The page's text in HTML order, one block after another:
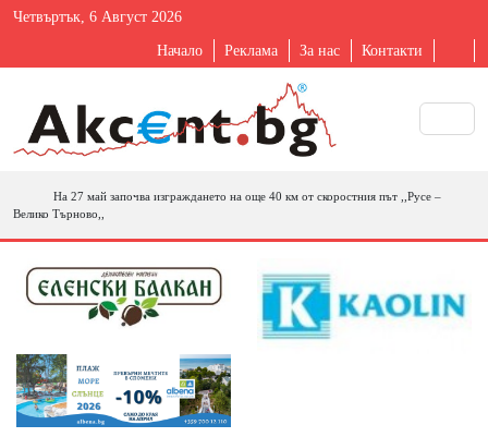
Четвъртък, 6 Август 2026
Начало Реклама За нас Контакти
На 27 май започва изграждането на още 40 км от скоростния път ,,Русе –
Велико Търново,,